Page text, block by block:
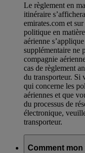
Le règlement en
itinéraire
emirates.com et
politique en
aérienne
supplémentaire ne
compagnie
cas de règlement
du transporteur. Si
qui concerne les
aériennes et que
du processus de
électronique,
transporteur.
Comment